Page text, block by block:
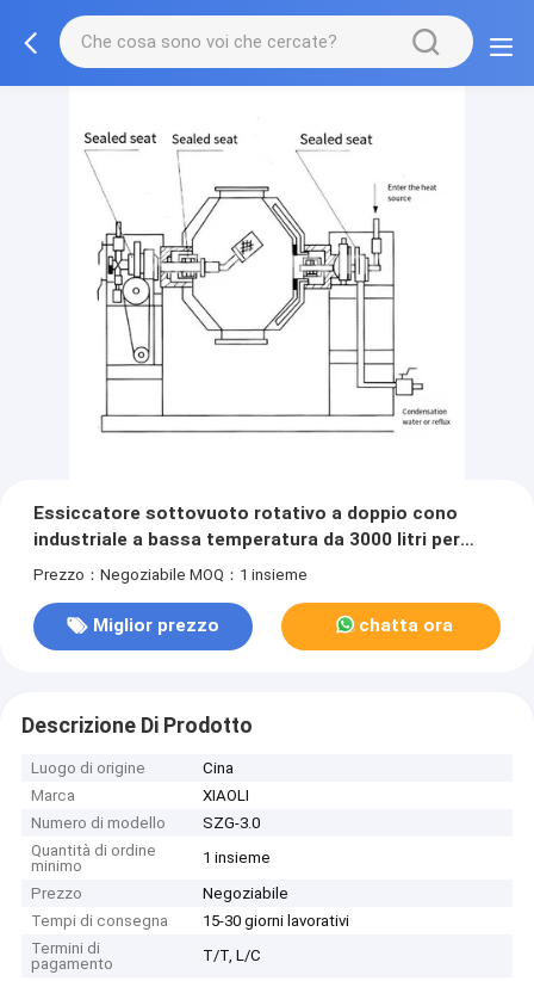
Essiccatore sottovuoto rotativo a doppio cono
industriale a bassa temperatura da 3000 litri per
polvere sensibile al calore
Prezzo：Negoziabile MOQ：1 insieme
Miglior prezzo chatta ora
Descrizione Di Prodotto
Luogo di origine
Cina
Marca
XIAOLI
Numero di modello
SZG-3.0
Quantità di ordine
minimo
1 insieme
Prezzo
Negoziabile
Tempi di consegna
15-30 giorni lavorativi
Termini di
pagamento
T/T, L/C